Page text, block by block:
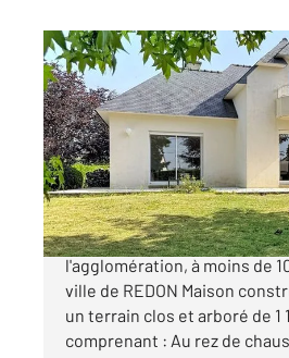
ST NICOLAS DE REDON 44
130,15 m
, 4 pièces
Ref : 24054
Maison à vendre
360 000 €
SAINT NICOLAS DE REDON
l'agglomération, à moins de
ville de REDON Maison
un terrain clos et arboré de 1
comprenant : Au rez de